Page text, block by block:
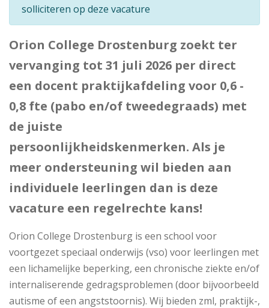
solliciteren op deze vacature
Orion College Drostenburg zoekt ter
vervanging tot 31 juli 2026 per direct
een docent praktijkafdeling voor 0,6 -
0,8 fte (pabo en/of tweedegraads) met
de juiste
persoonlijkheidskenmerken. Als je
meer ondersteuning wil bieden aan
individuele leerlingen dan is deze
vacature een regelrechte kans!
Orion College Drostenburg is een school voor
voortgezet speciaal onderwijs (vso) voor leerlingen met
een lichamelijke beperking, een chronische ziekte en/of
internaliserende gedragsproblemen (door bijvoorbeeld
autisme of een angststoornis). Wij bieden zml, praktijk-,